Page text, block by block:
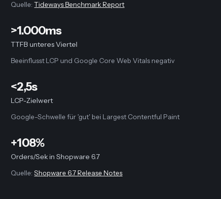
Quelle:Tideways Benchmark Report
>1.000ms
TTFB unteres Viertel
Beeinflusst LCP und Google Core Web Vitals negativ
<2,5s
LCP-Zielwert
Google-Schwelle für 'gut' bei Largest Contentful Paint
+108%
Orders/Sek in Shopware 6.7
Quelle:Shopware 6.7 Release Notes